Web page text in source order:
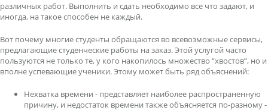
различных работ. Выполнить и сдать необходимо все что задают, и
иногда, на такое способен не каждый.
Вот почему многие студенты обращаются во всевозможные сервисы,
предлагающие студенческие работы на заказ. Этой услугой часто
пользуются не только те, у кого накопилось множество “хвостов”, но и
вполне успевающие ученики. Этому может быть ряд объяснений:
Нехватка времени - представляет наиболее распространенную
причину, и недостаток времени также объясняется по-разному -